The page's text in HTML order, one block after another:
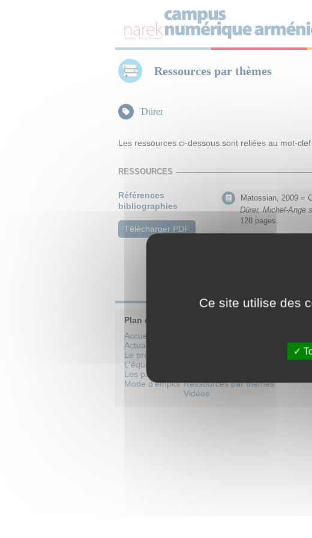
Ressources par thèmes
Dürer
Les ressources ci-dessous sont reliées au mot-clef
RESSOURCES
Références
bibliographies
Télécharger PDF
Matossian, 2009 =
Dürer, Michel-Ange
128 pages.
Plan du site
Accueil
Actualités
Le projet
L'équipe
Les partenaires
Mode d'emploi
Cours par niveaux scolaires
Ressources par thèmes
Vidéos
Ce site utilise des